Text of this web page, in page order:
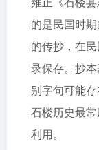
的是民国时
的传抄，在
录保存。抄
别字句可能
石楼历史最
利用。